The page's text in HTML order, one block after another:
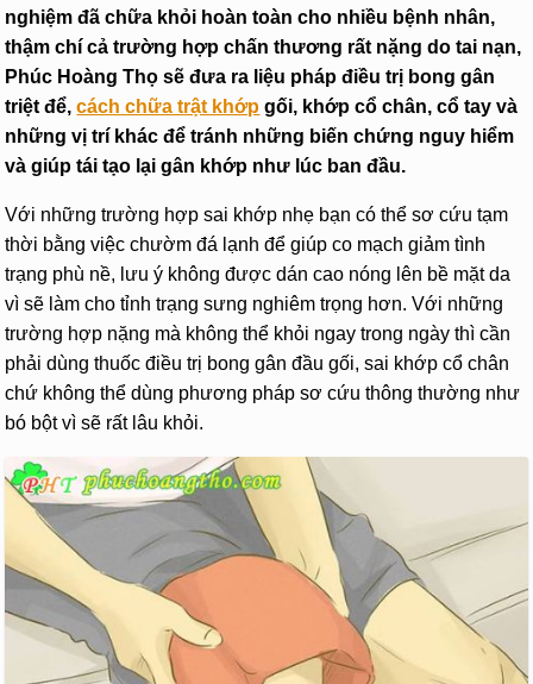
nghiệm đã chữa khỏi hoàn toàn cho nhiều bệnh nhân,
thậm chí cả trường hợp chấn thương rất nặng do tai nạn,
Phúc Hoàng Thọ sẽ đưa ra liệu pháp điều trị bong gân
triệt để,cách chữa trật khớp gối, khớp cổ chân, cổ tay và
những vị trí khác để tránh những biến chứng nguy hiểm
và giúp tái tạo lại gân khớp như lúc ban đầu.
Với những trường hợp sai khớp nhẹ bạn có thể sơ cứu tạm
thời bằng việc chườm đá lạnh để giúp co mạch giảm tình
trạng phù nề, lưu ý không được dán cao nóng lên bề mặt da
vì sẽ làm cho tỉnh trạng sưng nghiêm trọng hơn. Với những
trường hợp nặng mà không thể khỏi ngay trong ngày thì cần
phải dùng thuốc điều trị bong gân đầu gối, sai khớp cổ chân
chứ không thể dùng phương pháp sơ cứu thông thường như
bó bột vì sẽ rất lâu khỏi.